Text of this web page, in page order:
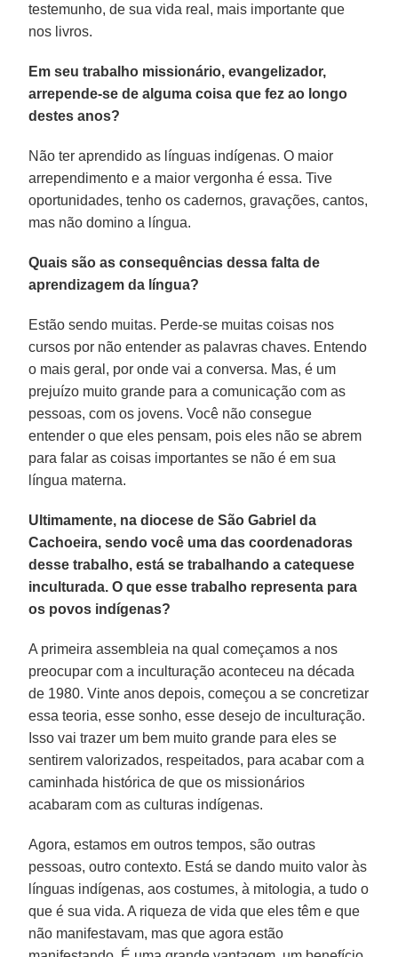
testemunho, de sua vida real, mais importante que
nos livros.
Em seu trabalho missionário, evangelizador,
arrepende-se de alguma coisa que fez ao longo
destes anos?
Não ter aprendido as línguas indígenas. O maior
arrependimento e a maior vergonha é essa. Tive
oportunidades, tenho os cadernos, gravações, cantos,
mas não domino a língua.
Quais são as consequências dessa falta de
aprendizagem da língua?
Estão sendo muitas. Perde-se muitas coisas nos
cursos por não entender as palavras chaves. Entendo
o mais geral, por onde vai a conversa. Mas, é um
prejuízo muito grande para a comunicação com as
pessoas, com os jovens. Você não consegue
entender o que eles pensam, pois eles não se abrem
para falar as coisas importantes se não é em sua
língua materna.
Ultimamente, na diocese de São Gabriel da
Cachoeira, sendo você uma das coordenadoras
desse trabalho, está se trabalhando a catequese
inculturada. O que esse trabalho representa para
os povos indígenas?
A primeira assembleia na qual começamos a nos
preocupar com a inculturação aconteceu na década
de 1980. Vinte anos depois, começou a se concretizar
essa teoria, esse sonho, esse desejo de inculturação.
Isso vai trazer um bem muito grande para eles se
sentirem valorizados, respeitados, para acabar com a
caminhada histórica de que os missionários
acabaram com as culturas indígenas.
Agora, estamos em outros tempos, são outras
pessoas, outro contexto. Está se dando muito valor às
línguas indígenas, aos costumes, à mitologia, a tudo o
que é sua vida. A riqueza de vida que eles têm e que
não manifestavam, mas que agora estão